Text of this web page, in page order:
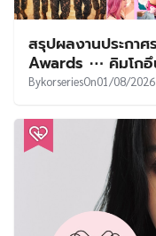
สรุปผลงานประกา
Awards ⋯ คิมโก
BykorseriesOn01/08/2026